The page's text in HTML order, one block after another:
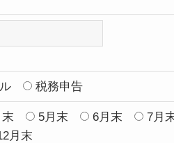
税務申告
5月末 6月末 7月
月末